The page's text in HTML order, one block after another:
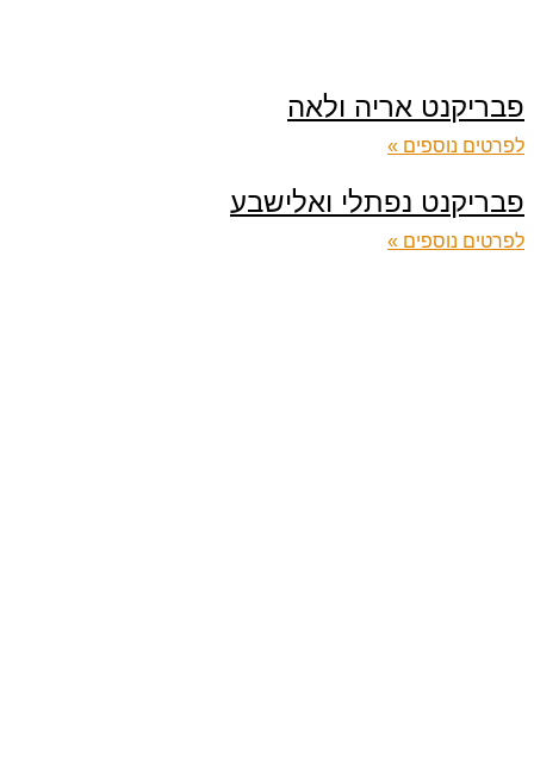
פבריקנט אריה ולאה
לפרטים נוספים »
פבריקנט נפתלי ואלישבע
לפרטים נוספים »